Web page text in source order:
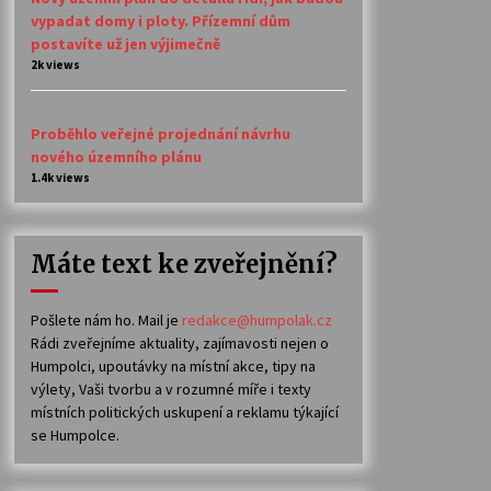
vypadat domy i ploty. Přízemní dům
postavíte už jen výjimečně
2k views
Proběhlo veřejné projednání návrhu
nového územního plánu
1.4k views
Máte text ke zveřejnění?
Pošlete nám ho. Mail je redakce@humpolak.cz
Rádi zveřejníme aktuality, zajímavosti nejen o
Humpolci, upoutávky na místní akce, tipy na
výlety, Vaši tvorbu a v rozumné míře i texty
místních politických uskupení a reklamu týkající
se Humpolce.